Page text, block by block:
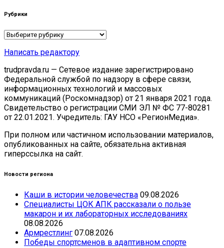
Рубрики
Рубрики
Написать редактору
trudpravda.ru — Сетевое издание зарегистрировано
Федеральной службой по надзору в сфере связи,
информационных технологий и массовых
коммуникаций (Роскомнадзор) от 21 января 2021 года.
Свидетельство о регистрации СМИ ЭЛ № ФС 77-80281
от 22.01.2021. Учредитель: ГАУ НСО «РегионМедиа».
При полном или частичном использовании материалов,
опубликованных на сайте, обязательна активная
гиперссылка на сайт.
Новости региона
Каши в истории человечества 09.08.2026
Специалисты ЦОК АПК рассказали о пользе
макарон и их лабораторных исследованиях
08.08.2026
Армрестлинг 07.08.2026
Победы спортсменов в адаптивном спорте